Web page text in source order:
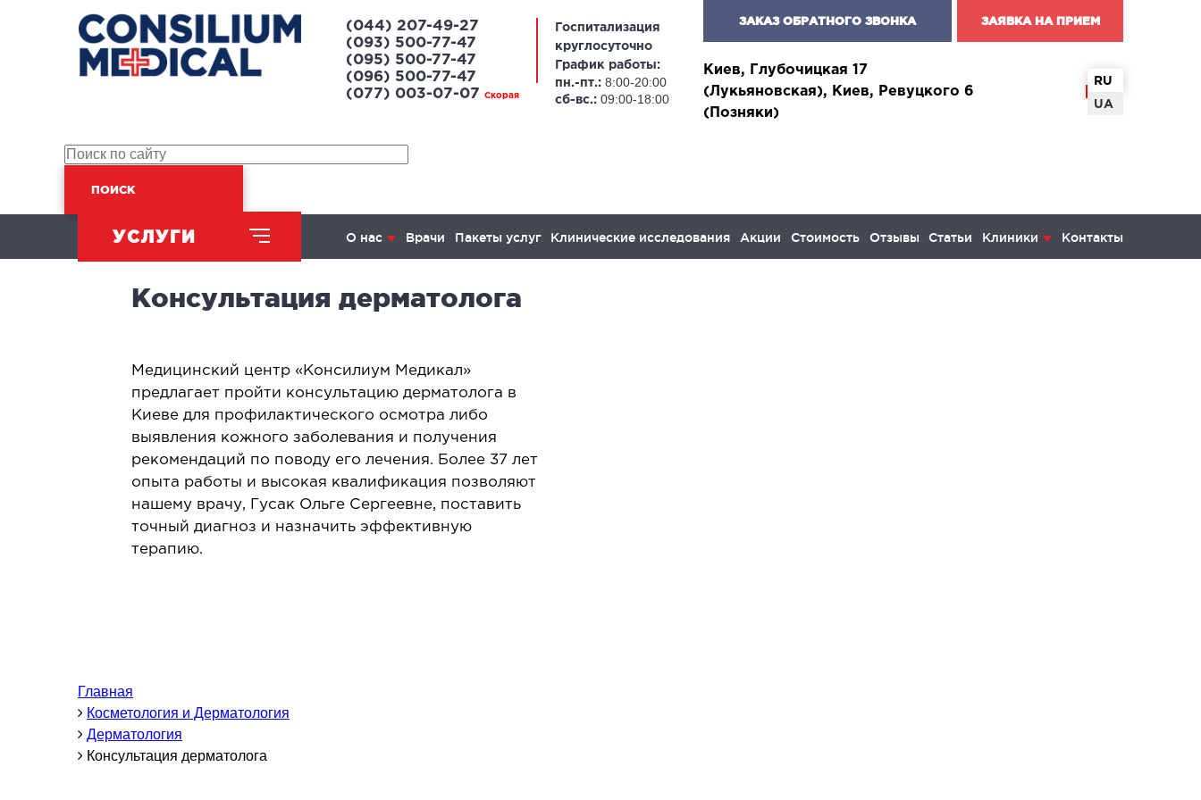
(044) 207-49-27
(093) 500-77-47
(095) 500-77-47
(096) 500-77-47
(077) 003-07-07
Скорая
Госпитализация
круглосуточно
График работы:
пн.-пт.: 8:00-20:00
сб-вс.: 09:00-18:00
ЗАКАЗ ОБРАТНОГО ЗВОНКА ЗАЯВКА НА ПРИЕМ
Киев, Глубочицкая 17
(Лукьяновская), Киев, Ревуцкого 6
(Позняки)
RU
UA
ПОИСК
УСЛУГИ О нас Врачи Пакеты услуг Клинические исследования Акции Стоимость Отзывы Статьи Клиники Контакты
ХИРУРГИЧЕСКОЕ
Абдоминальная хирургия
Проктология
Бариатрическая хирургия
Лапароскопия в гинекологии
Лапароскопия в онкологии
Лапароскопия в урологии
Лапароскопия в хирургии
Аллергология
Кардиология
Консультация дерматолога
Медицинский центр «Консилиум Медикал»
предлагает пройти консультацию дерматолога в
Киеве для профилактического осмотра либо
выявления кожного заболевания и получения
рекомендаций по поводу его лечения. Более 37 лет
опыта работы и высокая квалификация позволяют
нашему врачу, Гусак Ольге Сергеевне, поставить
точный диагноз и назначить эффективную
терапию.
Главная
Косметология и Дерматология
Дерматология
Консультация дерматолога